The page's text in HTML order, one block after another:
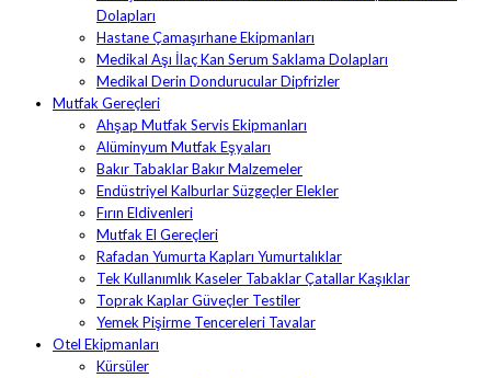
Dolapları
Hastane Çamaşırhane Ekipmanları
Medikal Aşı İlaç Kan Serum Saklama Dolapları
Medikal Derin Dondurucular Dipfrizler
Mutfak Gereçleri
Ahşap Mutfak Servis Ekipmanları
Alüminyum Mutfak Eşyaları
Bakır Tabaklar Bakır Malzemeler
Endüstriyel Kalburlar Süzgeçler Elekler
Fırın Eldivenleri
Mutfak El Gereçleri
Rafadan Yumurta Kapları Yumurtalıklar
Tek Kullanımlık Kaseler Tabaklar Çatallar Kaşıklar
Toprak Kaplar Güveçler Testiler
Yemek Pişirme Tencereleri Tavalar
Otel Ekipmanları
Kürsüler